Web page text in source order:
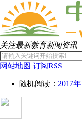
关注最新教育新闻资讯
网站地图 订阅RSS
随机阅读： 2017